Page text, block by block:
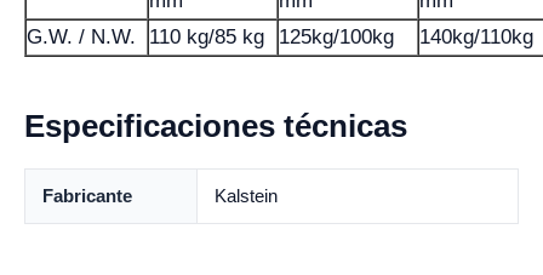
G.W. / N.W.
110 kg/85 kg 125kg/100kg 140kg/110kg
Especificaciones técnicas
Fabricante Kalstein